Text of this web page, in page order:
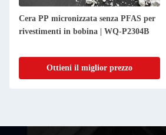
Cera PP micronizzata senza PFAS per
rivestimenti in bobina | WQ-P2304B
Ottieni il miglior prezzo